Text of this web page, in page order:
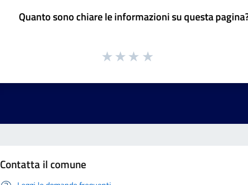
Quanto sono chiare le informazioni su questa
Contatta il comune